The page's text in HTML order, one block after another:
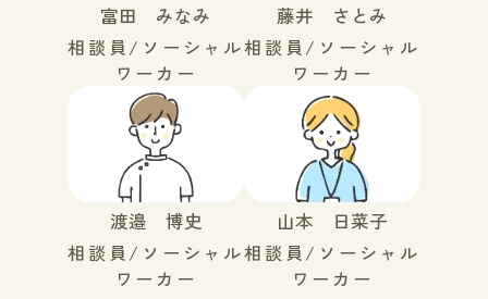
富田 みなみ
相談員/ソーシャル
ワーカー
藤井 さとみ
相談員/ソーシャル
ワーカー
渡邉 博史
相談員/ソーシャル
ワーカー
山本 日菜子
相談員/ソーシャル
ワーカー